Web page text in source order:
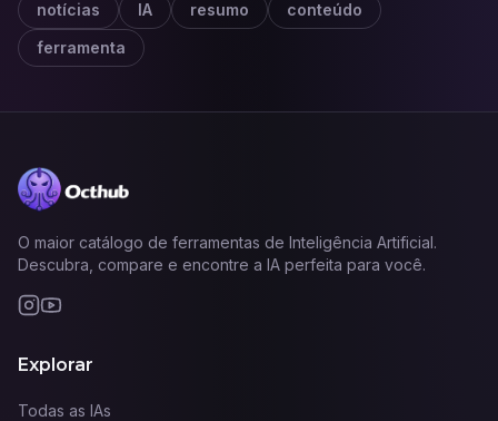
notícias IA resumo
conteúdo
ferramenta
O maior catálogo de ferramentas de Inteligência Artificial.
Descubra, compare e encontre a IA perfeita para você.
Explorar
Todas as IAs